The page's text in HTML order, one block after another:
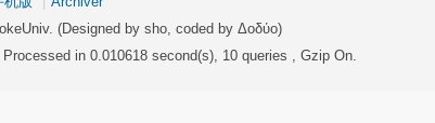
(Designed by sho, coded by Δοδύο)
Processed in 0.010618 second(s), 10 queries , Gzip On.